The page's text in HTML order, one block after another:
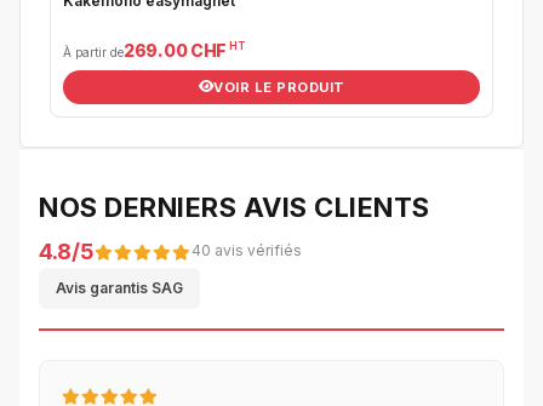
À partir de269.00 CHF HT
VOIR LE PRODUIT
NOS DERNIERS AVIS CLIENTS
4.8/5 40 avis vérifiés
Avis garantis SAG